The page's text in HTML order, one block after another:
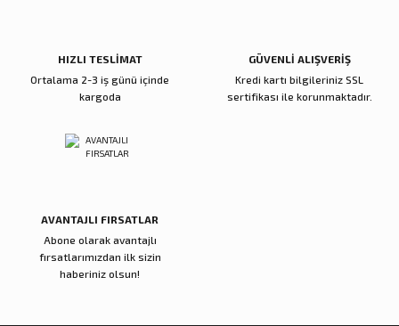
HIZLI TESLİMAT
Ortalama 2-3 iş günü içinde
kargoda
GÜVENLİ ALIŞVERİŞ
Kredi kartı bilgileriniz SSL
sertifikası ile korunmaktadır.
AVANTAJLI FIRSATLAR
Abone olarak avantajlı
fırsatlarımızdan ilk sizin
haberiniz olsun!